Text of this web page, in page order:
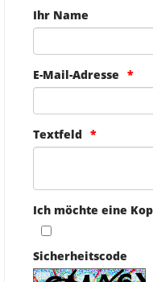
Ihr Name
E-Mail-Adresse
Textfeld
Ich möchte eine
Sicherheitscode